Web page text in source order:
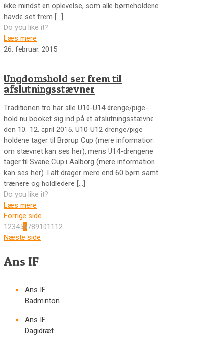
ikke mindst en oplevelse, som alle børneholdene
havde set frem […]
Do you like it?
Læs mere
26. februar, 2015
Ungdomshold ser frem til
afslutningsstævner
Traditionen tro har alle U10-U14 drenge/pige-
hold nu booket sig ind på et afslutningsstævne
den 10.-12. april 2015. U10-U12 drenge/pige-
holdene tager til Brørup Cup (mere information
om stævnet kan ses her), mens U14-drengene
tager til Svane Cup i Aalborg (mere information
kan ses her). I alt drager mere end 60 børn samt
trænere og holdledere […]
Do you like it?
Læs mere
Forrige side
1 234567891011 12
Næste side
Ans IF
Ans IF
Badminton
Ans IF
Dagidræt